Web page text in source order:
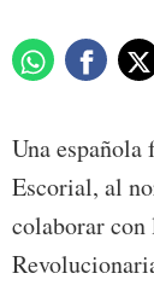
Una española
Escorial, al
colaborar con